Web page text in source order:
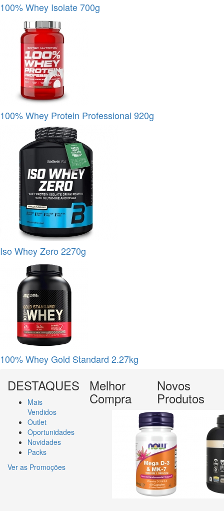
100% Whey Isolate 700g
100% Whey Protein Professional 920g
Iso Whey Zero 2270g
100% Whey Gold Standard 2.27kg
DESTAQUES
Mais
Vendidos
Outlet
Oportunidades
Novidades
Packs
Ver as Promoções
Melhor
Compra
Novos
Produtos